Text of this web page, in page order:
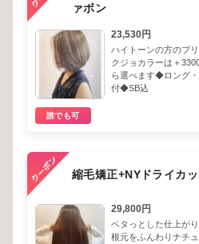
ァボン
23,530円
ハイトーンの方のブ
クジョカラーは＋
ら選べます◆ロング
付◆SB込
誰でも可
縮毛矯正+NYドライカッ
29,800円
ベタっとした仕上が
根元をふんわりナチ